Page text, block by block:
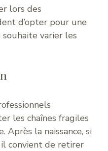
lors des
d’opter pour une
varier les
les chaînes fragiles
Après la naissance, si
convient de retirer